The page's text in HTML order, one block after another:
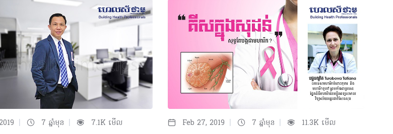
| 7 ឆ្នាំមុន | 7.1K មើល Feb 27, 2019 | 7 ឆ្នាំមុន | 11.3K មើល